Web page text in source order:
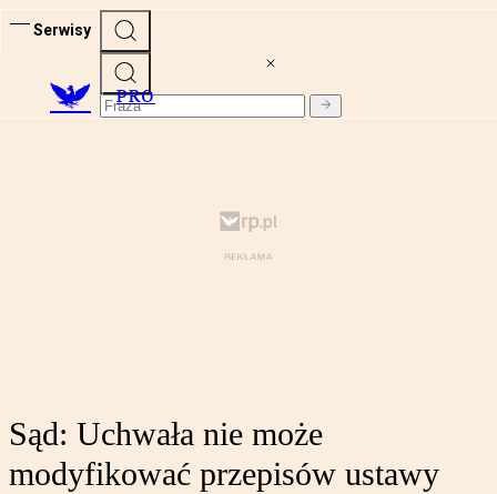
Serwisy
PRO
Sąd: Uchwała nie może
modyfikować przepisów ustawy